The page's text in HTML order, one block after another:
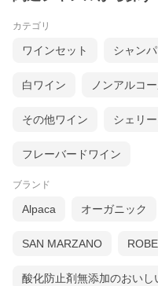
カテゴリ
ワインセット シャン
白ワイン ノンアルコ
その他ワイン シェリ
フレーバードワイン
ブランド
Alpaca オーガニック
SAN MARZANO
酸化防止剤無添加のおいし